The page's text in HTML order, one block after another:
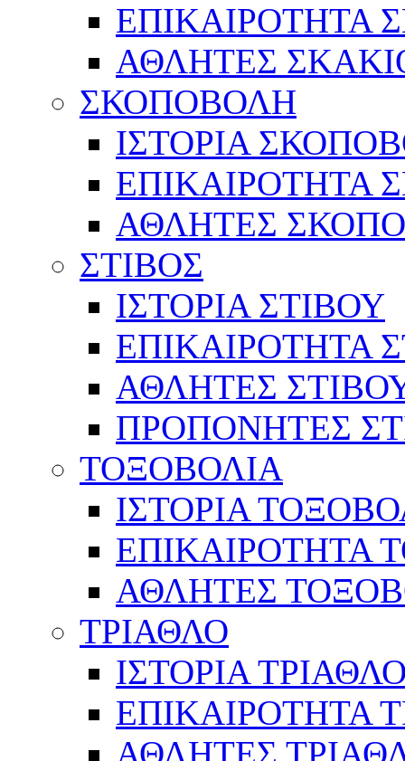
ΕΠΙΚΑΙΡΟΤΗΤΑ
ΑΘΛΗΤΕΣ
ΣΚΟΠΟΒΟΛΗ
ΙΣΤΟΡΙΑ
ΕΠΙΚΑΙΡΟΤΗΤΑ
ΑΘΛΗΤΕΣ
ΣΤΙΒΟΣ
ΙΣΤΟΡΙΑ ΣΤΙΒΟΥ
ΕΠΙΚΑΙΡΟΤΗΤΑ
ΑΘΛΗΤΕΣ
ΠΡΟΠΟΝΗΤΕΣ
ΤΟΞΟΒΟΛΙΑ
ΙΣΤΟΡΙΑ
ΕΠΙΚΑΙΡΟΤΗΤΑ
ΑΘΛΗΤΕΣ
ΤΡΙΑΘΛΟ
ΙΣΤΟΡΙΑ
ΕΠΙΚΑΙΡΟΤΗΤΑ